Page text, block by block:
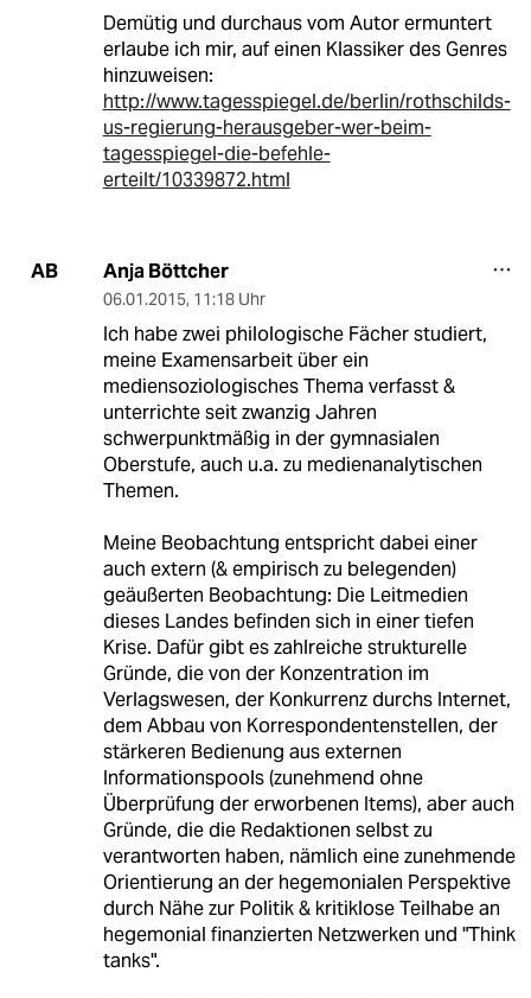
Demütig und durchaus vom Autor ermuntert
erlaube ich mir, auf einen Klassiker des Genres
hinzuweisen:
http://www.tagesspiegel.de/berlin/rothschilds-
us-regierung-herausgeber-wer-beim-
tagesspiegel-die-befehle-
erteilt/10339872.html
AB Anja Böttcher
06.01.2015, 11:18 Uhr
Ich habe zwei philologische Fächer studiert,
meine Examensarbeit über ein
mediensoziologisches Thema verfasst &
unterrichte seit zwanzig Jahren
schwerpunktmäßig in der gymnasialen
Oberstufe, auch u.a. zu medienanalytischen
Themen.
Meine Beobachtung entspricht dabei einer
auch extern (& empirisch zu belegenden)
geäußerten Beobachtung: Die Leitmedien
dieses Landes befinden sich in einer tiefen
Krise. Dafür gibt es zahlreiche strukturelle
Gründe, die von der Konzentration im
Verlagswesen, der Konkurrenz durchs Internet,
dem Abbau von Korrespondentenstellen, der
stärkeren Bedienung aus externen
Informationspools (zunehmend ohne
Überprüfung der erworbenen Items), aber auch
Gründe, die die Redaktionen selbst zu
verantworten haben, nämlich eine zunehmende
Orientierung an der hegemonialen Perspektive
durch Nähe zur Politik & kritiklose Teilhabe an
hegemonial finanzierten Netzwerken und "Think
tanks".